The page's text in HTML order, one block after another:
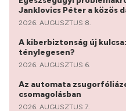
Janklovics Péter a közös
2026. AUGUSZTUS 8.
A kiberbiztonság új
ténylegesen?
2026. AUGUSZTUS 6.
Az automata
csomagolásban
2026. AUGUSZTUS 7.